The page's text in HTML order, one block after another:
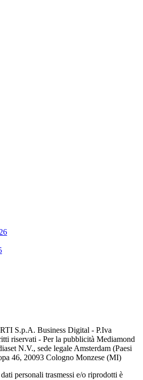
RTI S.p.A. Business Digital - P.Iva
riservati - Per la pubblicità Mediamond
N.V., sede legale Amsterdam (Paesi
46, 20093 Cologno Monzese (MI)
personali trasmessi e/o riprodotti è